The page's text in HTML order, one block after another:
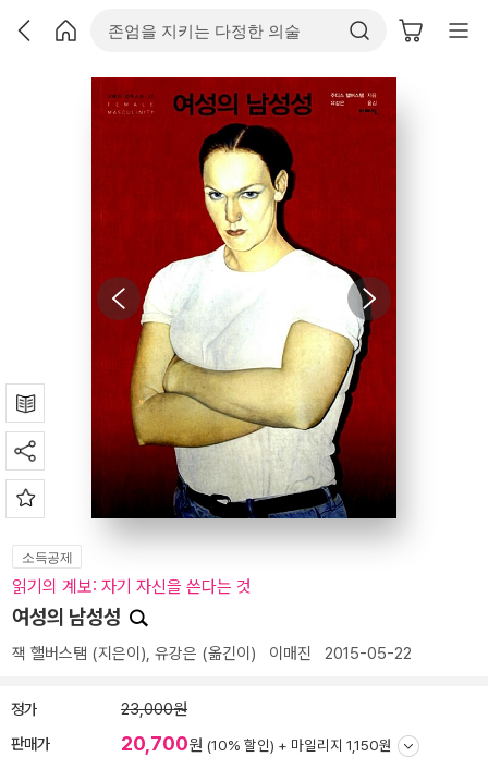
소득공제
읽기의 계보: 자기 자신을 쓴다는 것
여성의 남성성
잭 핼버스탬 (지은이), 유강은 (옮긴이) 이매진 2015-05-22
정가 23,000원
판매가 20,700원 (10% 할인) + 마일리지 1,150원